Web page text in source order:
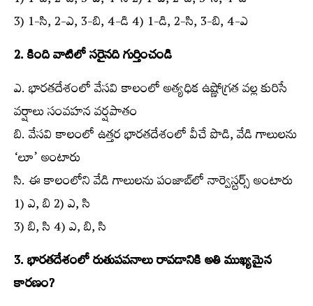
3) 1-సి, 2-ఎ, 3-బి, 4-డి 4) 1-డి, 2-సి, 3-బి, 4-ఎ
2. కింది వాటిలో సరైనది గుర్తించండి
ఎ. భారతదేశంలో వేసవి కాలంలో అత్యధిక ఉష్ణోగ్రత వల్ల కురిసే
వర్షాలు సంవహన వర్షపాతం
బి. వేసవి కాలంలో ఉత్తర భారతదేశంలో వీచే పొడి, వేడి గాలులను
‘లూ’ అంటారు
సి. ఈ కాలంలోని వేడి గాలులను పంజాబ్‌లో నార్వెస్టర్స్​‍ అంటారు
1) ఎ, బి 2) ఎ, సి
3) బి, సి 4) ఎ, బి, సి
3. భారతదేశంలో రుతుపవనాలు రావడానికి అతి ముఖ్యమైన
కారణం?